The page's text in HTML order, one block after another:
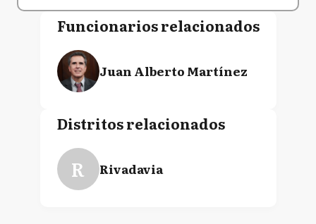
Funcionarios relacionados
Juan Alberto Martínez
Distritos relacionados
R Rivadavia